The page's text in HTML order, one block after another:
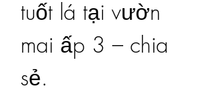
tuốt lá tại vườn
mai ấp 3 – chia
sẻ.